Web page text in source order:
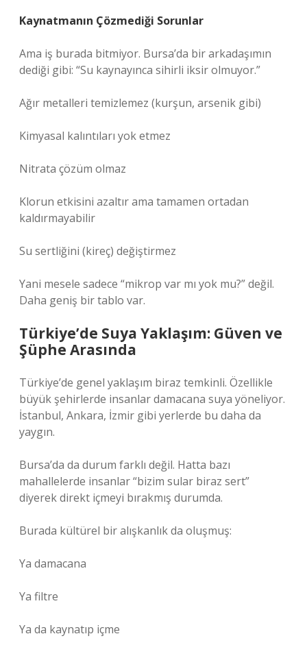
Kaynatmanın Çözmediği Sorunlar
Ama iş burada bitmiyor. Bursa’da bir arkadaşımın
dediği gibi: “Su kaynayınca sihirli iksir olmuyor.”
Ağır metalleri temizlemez (kurşun, arsenik gibi)
Kimyasal kalıntıları yok etmez
Nitrata çözüm olmaz
Klorun etkisini azaltır ama tamamen ortadan
kaldırmayabilir
Su sertliğini (kireç) değiştirmez
Yani mesele sadece “mikrop var mı yok mu?” değil.
Daha geniş bir tablo var.
Türkiye’de Suya Yaklaşım: Güven ve
Şüphe Arasında
Türkiye’de genel yaklaşım biraz temkinli. Özellikle
büyük şehirlerde insanlar damacana suya yöneliyor.
İstanbul, Ankara, İzmir gibi yerlerde bu daha da
yaygın.
Bursa’da da durum farklı değil. Hatta bazı
mahallelerde insanlar “bizim sular biraz sert”
diyerek direkt içmeyi bırakmış durumda.
Burada kültürel bir alışkanlık da oluşmuş:
Ya damacana
Ya filtre
Ya da kaynatıp içme